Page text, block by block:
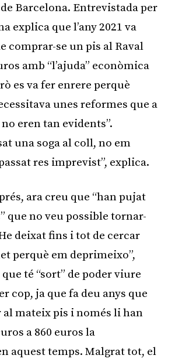
Barcelona. Entrevistada per
explica que l’any 2021 va
comprar-se un pis al Raval
amb “l’ajuda” econòmica
es va fer enrere perquè
unes reformes que a
eren tan evidents”.
una soga al coll, no em
res imprevist”, explica.
ara creu que “han pujat
que no veu possible tornar-
deixat fins i tot de cercar
perquè em deprimeixo”,
té “sort” de poder viure
cop, ja que fa deu anys que
mateix pis i només li han
a 860 euros la
aquest temps. Malgrat tot, el